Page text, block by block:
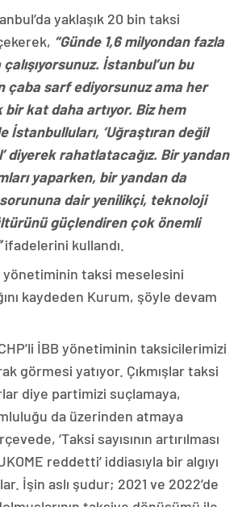
yaklaşık 20 bin taksi
“Günde 1,6 milyondan fazla
İstanbul’un bu
çaba sarf ediyorsunuz ama her
kat daha artıyor. Biz hem
İstanbulluları, ‘Uğraştıran değil
diyerek rahatlatacağız. Bir yandan
yaparken, bir yandan da
dair yenilikçi, teknoloji
güçlendiren çok önemli
ifadelerini kullandı.
yönetiminin taksi meselesini
kaydeden Kurum, şöyle devam
İBB yönetiminin taksicilerimizi
görmesi yatıyor. Çıkmışlar taksi
diye partimizi suçlamaya,
da üzerinden atmaya
‘Taksi sayısının artırılması
reddetti’ iddiasıyla bir algıyı
İşin aslı şudur; 2021 ve 2022’de